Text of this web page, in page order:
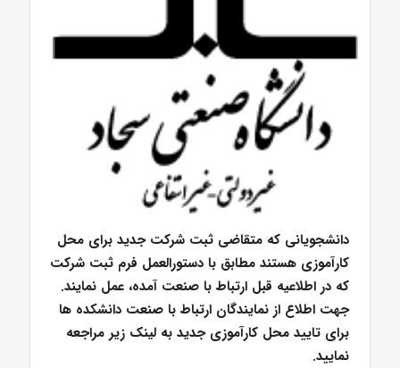
دانشجویانی که متقاضی ثبت شرکت جدید برای محل
کارآموزی هستند مطابق با دستورالعمل فرم ثبت شرکت
که در اطلاعیه قبل ارتباط با صنعت آمده، عمل نمایند.
جهت اطلاع از نمایندگان ارتباط با صنعت دانشکده ها
برای تایید محل کارآموزی جدید به لینک زیر مراجعه
نمایید.